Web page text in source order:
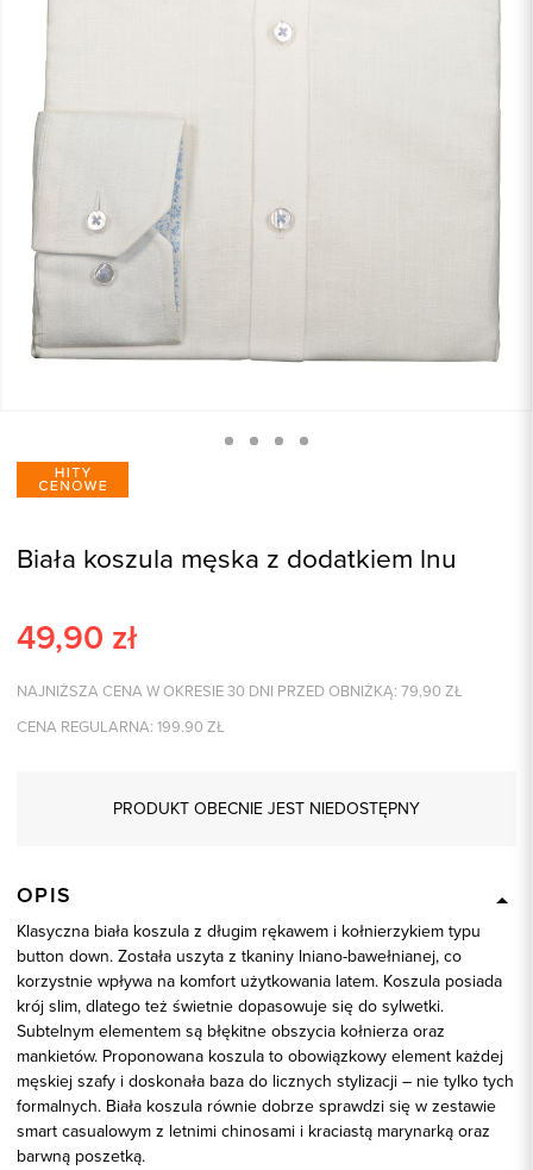
Biała koszula męska z dodatkiem lnu
49,90 zł
NAJNIŻSZA CENA W OKRESIE 30 DNI PRZED OBNIŻKĄ: 79,90 ZŁ
CENA REGULARNA: 199.90 ZŁ
PRODUKT OBECNIE JEST NIEDOSTĘPNY
OPIS
Klasyczna biała koszula z długim rękawem i kołnierzykiem typu
button down. Została uszyta z tkaniny lniano-bawełnianej, co
korzystnie wpływa na komfort użytkowania latem. Koszula posiada
krój slim, dlatego też świetnie dopasowuje się do sylwetki.
Subtelnym elementem są błękitne obszycia kołnierza oraz
mankietów. Proponowana koszula to obowiązkowy element każdej
męskiej szafy i doskonała baza do licznych stylizacji – nie tylko tych
formalnych. Biała koszula równie dobrze sprawdzi się w zestawie
smart casualowym z letnimi chinosami i kraciastą marynarką oraz
barwną poszetką.